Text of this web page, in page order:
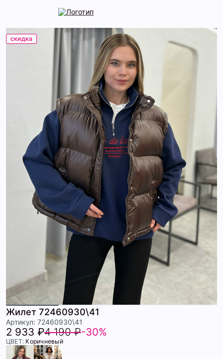
скидка
Жилет 72460930\41
Артикул: 72460930\41
2 933 ₽4 190 ₽-30%
ЦВЕТ: Коричневый